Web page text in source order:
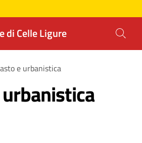
di Celle Ligure
e urbanistica